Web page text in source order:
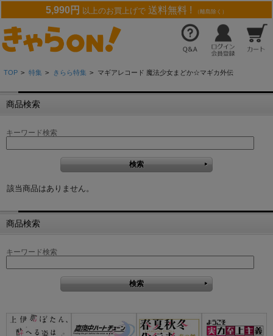
5,990円 以上のお買上げで 送料無料 ! （離島除く）
TOP > 特集 > きらら特集 > マギアレコード 魔法少女まどか☆マギカ外伝
商品検索
キーワード検索
該当商品はありません。
商品検索
キーワード検索